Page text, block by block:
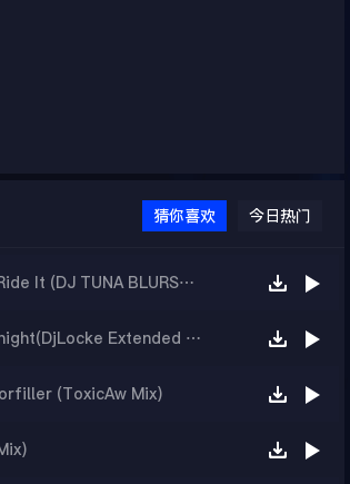
猜你喜欢 今日热门
Quad City DJs - C'mon N Ride It (DJ TUNA BLURSH REMIX)
【沈风外文】BigBang - Tonight(DjLocke Extended Mix)
(ToxicAw Mix)